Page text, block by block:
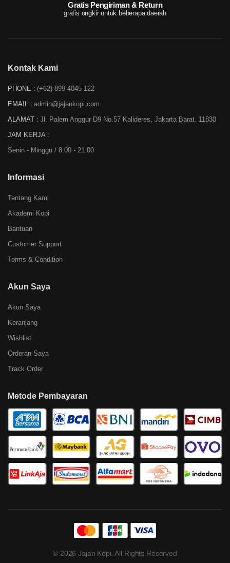
Gratis Pengiriman & Return
gratis ongkir untuk beberapa daerah
Kontak Kami
PHONE : (+62) 899 4045 122
EMAIL : admin@jajankopi.com
ALAMAT : Jl. Palem Anggur D9 No.57 Kalideres, Jakarta Barat. 11830
JAM KERJA :
Senin - Minggu / 8:00 - 21:00
Informasi
Tentang Kami
Akademi Kopi
Bantuan
Customer Support
Terms & Condition
Akun Saya
Akun Saya
Keranjang
Wishlist
Orderan Saya
Track Order
Metode Pembayaran
© 2026 Jajan Kopi. All Rights Reserved